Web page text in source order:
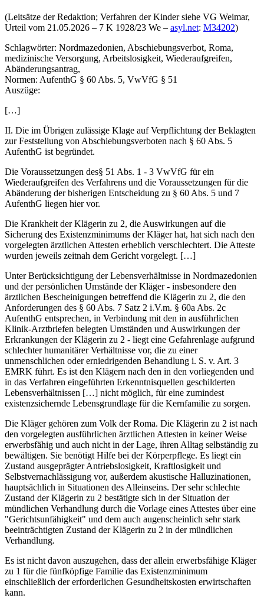
(Leitsätze der Redaktion; Verfahren der Kinder siehe VG Weimar,
Urteil vom 21.05.2026 – 7 K 1928/23 We – asyl.net: M34202)
Schlagwörter: Nordmazedonien, Abschiebungsverbot, Roma,
medizinische Versorgung, Arbeitslosigkeit, Wiederaufgreifen,
Abänderungsantrag,
Normen: AufenthG § 60 Abs. 5, VwVfG § 51
Auszüge:
[…]
II. Die im Übrigen zulässige Klage auf Verpflichtung der Beklagten
zur Feststellung von Abschiebungsverboten nach § 60 Abs. 5
AufenthG ist begründet.
Die Voraussetzungen des§ 51 Abs. 1 - 3 VwVfG für ein
Wiederaufgreifen des Verfahrens und die Voraussetzungen für die
Abänderung der bisherigen Entscheidung zu § 60 Abs. 5 und 7
AufenthG liegen hier vor.
Die Krankheit der Klägerin zu 2, die Auswirkungen auf die
Sicherung des Existenzminimums der Kläger hat, hat sich nach den
vorgelegten ärztlichen Attesten erheblich verschlechtert. Die Atteste
wurden jeweils zeitnah dem Gericht vorgelegt. […]
Unter Berücksichtigung der Lebensverhältnisse in Nordmazedonien
und der persönlichen Umstände der Kläger - insbesondere den
ärztlichen Bescheinigungen betreffend die Klägerin zu 2, die den
Anforderungen des § 60 Abs. 7 Satz 2 i.V.m. § 60a Abs. 2c
AufenthG entsprechen, in Verbindung mit den in ausführlichen
Klinik-Arztbriefen belegten Umständen und Auswirkungen der
Erkrankungen der Klägerin zu 2 - liegt eine Gefahrenlage aufgrund
schlechter humanitärer Verhältnisse vor, die zu einer
unmenschlichen oder erniedrigenden Behandlung i. S. v. Art. 3
EMRK führt. Es ist den Klägern nach den in den vorliegenden und
in das Verfahren eingeführten Erkenntnisquellen geschilderten
Lebensverhältnissen […] nicht möglich, für eine zumindest
existenzsichernde Lebensgrundlage für die Kernfamilie zu sorgen.
Die Kläger gehören zum Volk der Roma. Die Klägerin zu 2 ist nach
den vorgelegten ausführlichen ärztlichen Attesten in keiner Weise
erwerbsfähig und auch nicht in der Lage, ihren Alltag selbständig zu
bewältigen. Sie benötigt Hilfe bei der Körperpflege. Es liegt ein
Zustand ausgeprägter Antriebslosigkeit, Kraftlosigkeit und
Selbstvernachlässigung vor, außerdem akustische Halluzinationen,
hauptsächlich in Situationen des Alleinseins. Der sehr schlechte
Zustand der Klägerin zu 2 bestätigte sich in der Situation der
mündlichen Verhandlung durch die Vorlage eines Attestes über eine
"Gerichtsunfähigkeit" und dem auch augenscheinlich sehr stark
beeinträchtigten Zustand der Klägerin zu 2 in der mündlichen
Verhandlung.
Es ist nicht davon auszugehen, dass der allein erwerbsfähige Kläger
zu 1 für die fünfköpfige Familie das Existenzminimum
einschließlich der erforderlichen Gesundheitskosten erwirtschaften
kann.